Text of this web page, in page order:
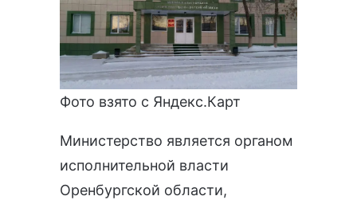
Фото взято с Яндекс.Карт
Министерство является органом
исполнительной власти
Оренбургской области,